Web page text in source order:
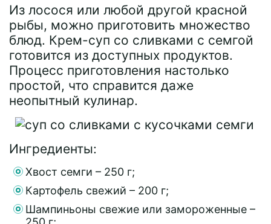
Из лосося или любой другой красной
рыбы, можно приготовить множество
блюд. Крем-суп со сливками с семгой
готовится из доступных продуктов.
Процесс приготовления настолько
простой, что справится даже
неопытный кулинар.
Ингредиенты:
Хвост семги – 250 г;
Картофель свежий – 200 г;
Шампиньоны свежие или замороженные –